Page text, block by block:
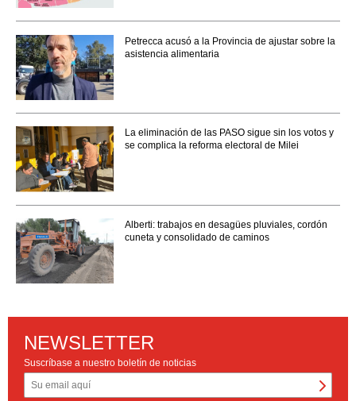
Petrecca acusó a la Provincia de ajustar sobre la
asistencia alimentaria
La eliminación de las PASO sigue sin los votos y
se complica la reforma electoral de Milei
Alberti: trabajos en desagües pluviales, cordón
cuneta y consolidado de caminos
NEWSLETTER
Suscríbase a nuestro boletín de noticias